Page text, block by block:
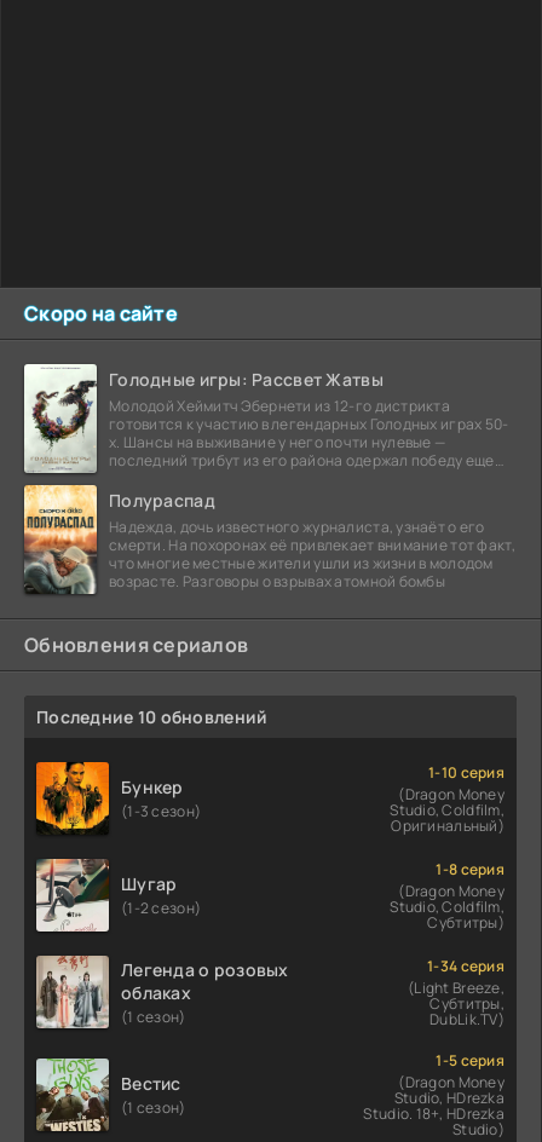
Скоро на сайте
Голодные игры: Рассвет Жатвы
Молодой Хеймитч Эбернети из 12-го дистрикта
готовится к участию в легендарных Голодных играх 50-
х. Шансы на выживание у него почти нулевые —
последний трибут из его района одержал победу еще
Полураспад
Надежда, дочь известного журналиста, узнаёт о его
смерти. На похоронах её привлекает внимание тот факт,
что многие местные жители ушли из жизни в молодом
возрасте. Разговоры о взрывах атомной бомбы
Обновления сериалов
Последние 10 обновлений
Бункер
(1-3 сезон)
1-10 серия
(Dragon Money
Studio, Coldfilm,
Оригинальный)
Шугар
(1-2 сезон)
1-8 серия
(Dragon Money
Studio, Coldfilm,
Субтитры)
Легенда о розовых
облаках
(1 сезон)
1-34 серия
(Light Breeze,
Субтитры,
DubLik.TV)
Вестис
(1 сезон)
1-5 серия
(Dragon Money
Studio, HDrezka
Studio. 18+, HDrezka
Studio)